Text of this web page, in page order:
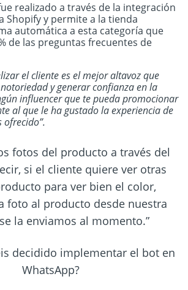
realizado a través de la integración
Shopify y permite a la tienda
automática a esta categoría que
de las preguntas frecuentes de
el cliente es el mejor altavoz que
y generar confianza en la
influencer que te pueda promocionar
al que le ha gustado la experiencia de
ofrecido”.
fotos del producto a través del
si el cliente quiere ver otras
para ver bien el color,
foto al producto desde nuestra
la enviamos al momento.”
decidido implementar el bot en
WhatsApp?